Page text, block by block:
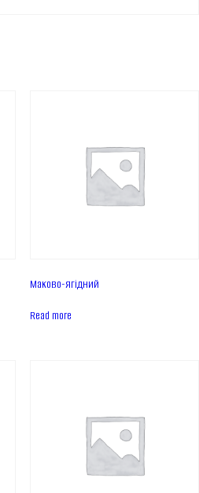
Про нас
Каталог
Контакти
Маково-ягідний
Read more